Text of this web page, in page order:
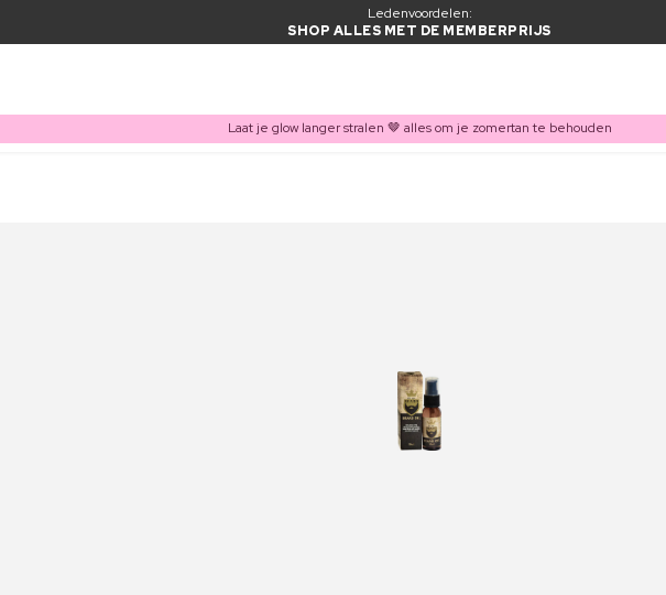
Ledenvoordelen:
SHOP ALLES MET DE MEMBERPRIJS
Laat je glow langer stralen 🤎 alles om je zomertan te behouden